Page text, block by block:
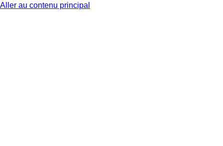
Aller au contenu principal